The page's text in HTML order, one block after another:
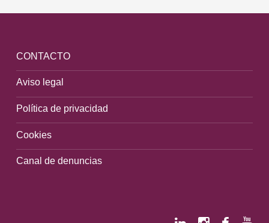
CONTACTO
Aviso legal
Política de privacidad
Cookies
Canal de denuncias